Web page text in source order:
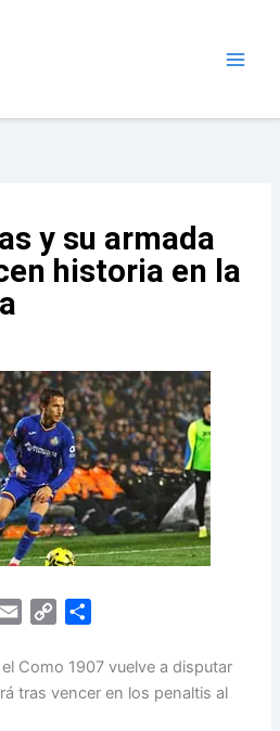
y su armada
historia en la
a
i
C
p
y
a
r
Como 1907 vuelve a disputar
tras vencer en los penaltis al